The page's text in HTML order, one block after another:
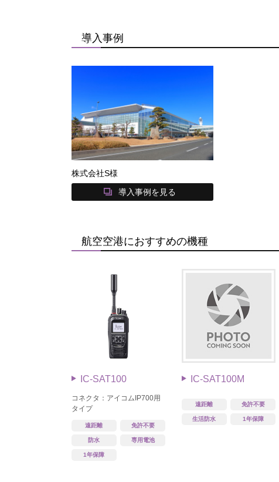
導入事例
株式会社S様
導入事例を見る
航空空港におすすめの機種
IC-SAT100
コネクタ：アイコムIP700用
タイプ
遠距離 免許不要
防水 専用電池
1年保障
IC-SAT100M
遠距離 免許不要
生活防水 1年保障